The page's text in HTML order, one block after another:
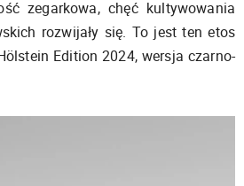
zegarkowa, chęć kultywowania
rozwijały się. To jest ten etos
Edition 2024, wersja czarno-